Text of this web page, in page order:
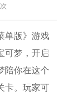
版》游戏
可梦，开启
陪你在这个
卡。玩家可